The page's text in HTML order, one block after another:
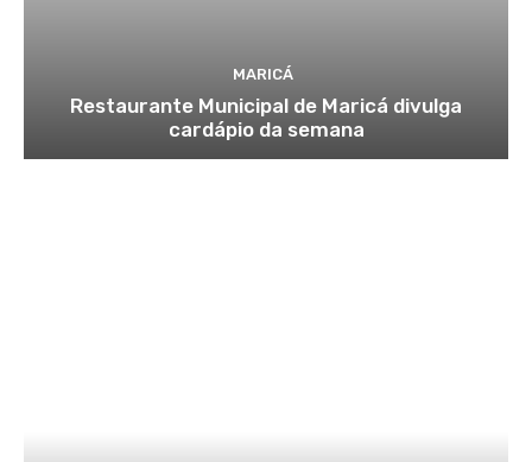
MARICÁ
Restaurante Municipal de Maricá divulga
cardápio da semana